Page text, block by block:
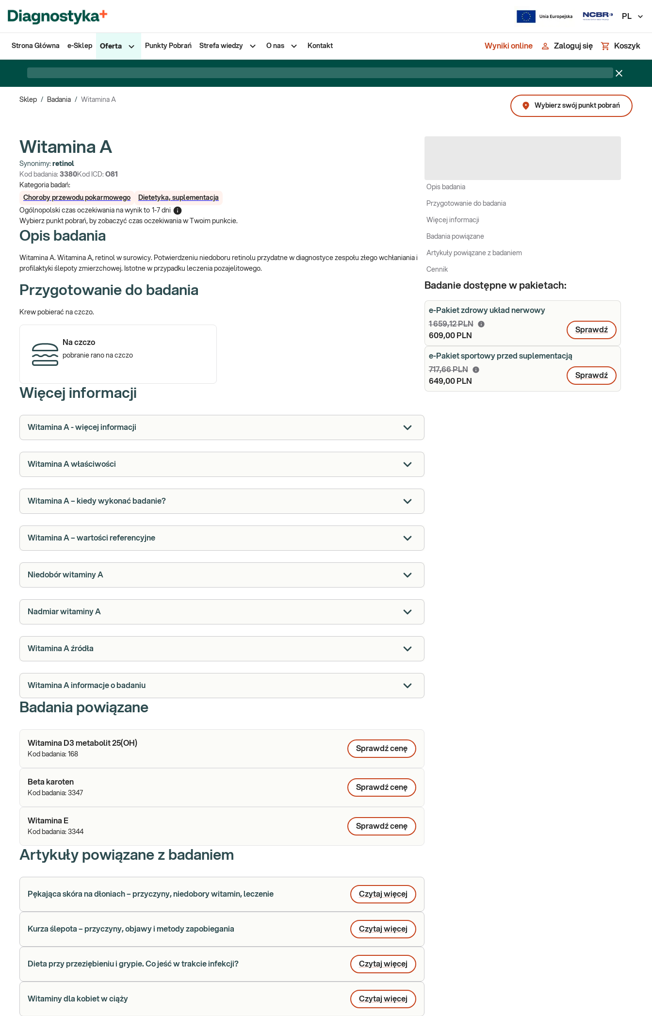
PL
Strona Główna e-Sklep Oferta Punkty Pobrań Strefa wiedzy O nas Kontakt Wyniki online Zaloguj się Koszyk
Sklep / Badania /
Witamina A
Wybierz swój punkt pobrań
Witamina A
Synonimy: retinol
Kod badania: 3380Kod ICD: O81
Kategoria badań:
Choroby przewodu pokarmowego
Dietetyka, suplementacja
Ogólnopolski czas oczekiwania na wynik to 1-7 dni
Wybierz punkt pobrań, by zobaczyć czas oczekiwania w Twoim punkcie.
Opis badania
Witamina A. Witamina A, retinol w surowicy. Potwierdzeniu niedoboru retinolu przydatne w diagnostyce zespołu złego wchłaniania i
profilaktyki ślepoty zmierzchowej. Istotne w przypadku leczenia pozajelitowego.
Przygotowanie do badania
Krew pobierać na czczo.
Na czczo
pobranie rano na czczo
Więcej informacji
Witamina A - więcej informacji
Witamina A właściwości
Witamina A – kiedy wykonać badanie?
Witamina A – wartości referencyjne
Niedobór witaminy A
Nadmiar witaminy A
Witamina A źródła
Witamina A informacje o badaniu
Badania powiązane
Witamina D3 metabolit 25(OH)
Kod badania: 168
Sprawdź cenę
Beta karoten
Kod badania: 3347
Sprawdź cenę
Witamina E
Kod badania: 3344
Sprawdź cenę
Artykuły powiązane z badaniem
Pękająca skóra na dłoniach – przyczyny, niedobory witamin, leczenie Czytaj więcej
Kurza ślepota – przyczyny, objawy i metody zapobiegania Czytaj więcej
Dieta przy przeziębieniu i grypie. Co jeść w trakcie infekcji? Czytaj więcej
Witaminy dla kobiet w ciąży Czytaj więcej
Opis badania
Przygotowanie do badania
Więcej informacji
Badania powiązane
Artykuły powiązane z badaniem
Cennik
Badanie dostępne w pakietach:
e-Pakiet zdrowy układ nerwowy
1 659,12 PLN
609,00 PLN
Sprawdź
e-Pakiet sportowy przed suplementacją
717,66 PLN
649,00 PLN
Sprawdź